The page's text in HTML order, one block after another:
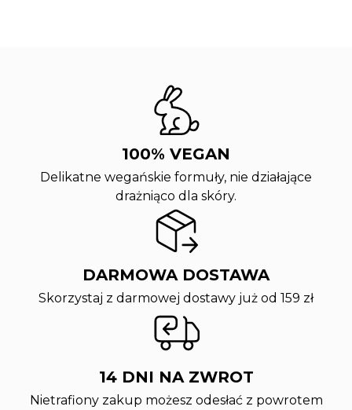
100% VEGAN
Delikatne wegańskie formuły, nie działające
drażniąco dla skóry.
DARMOWA DOSTAWA
Skorzystaj z darmowej dostawy już od 159 zł
14 DNI NA ZWROT
Nietrafiony zakup możesz odesłać z powrotem